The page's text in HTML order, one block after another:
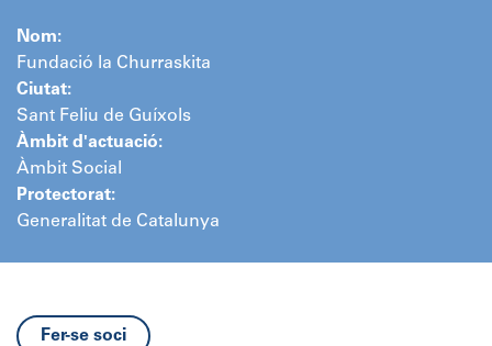
Nom:
Fundació la Churraskita
Ciutat:
Sant Feliu de Guíxols
Àmbit d'actuació:
Àmbit Social
Protectorat:
Generalitat de Catalunya
Fer-se soci